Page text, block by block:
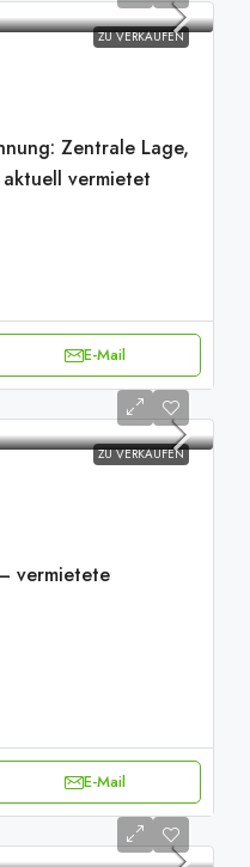
ZU VERKAUFEN
Zentrale Lage,
vermietet
E-Mail
ZU VERKAUFEN
vermietete
E-Mail